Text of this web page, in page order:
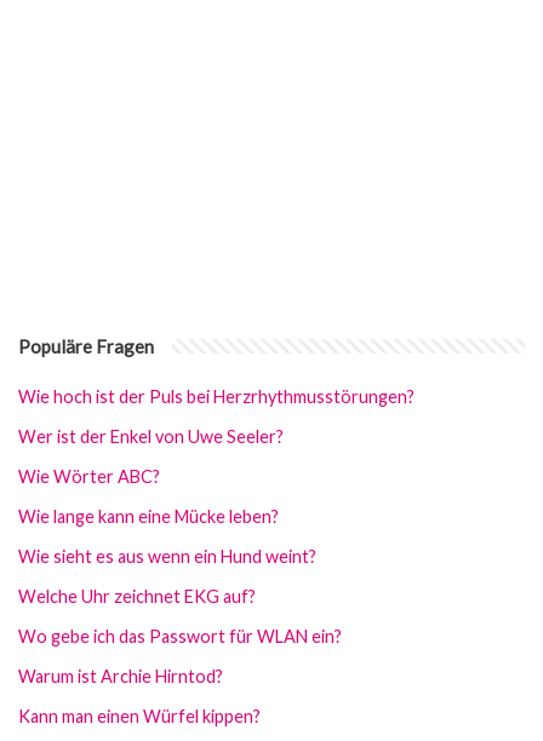
Populäre Fragen
Wie hoch ist der Puls bei Herzrhythmusstörungen?
Wer ist der Enkel von Uwe Seeler?
Wie Wörter ABC?
Wie lange kann eine Mücke leben?
Wie sieht es aus wenn ein Hund weint?
Welche Uhr zeichnet EKG auf?
Wo gebe ich das Passwort für WLAN ein?
Warum ist Archie Hirntod?
Kann man einen Würfel kippen?